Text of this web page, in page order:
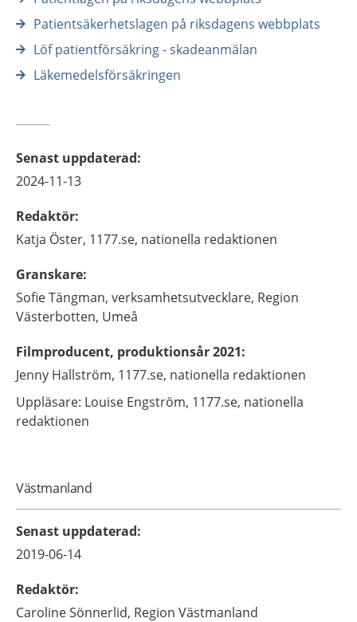
Patientsäkerhetslagen på riksdagens webbplats
Löf patientförsäkring - skadeanmälan
Läkemedelsförsäkringen
Senast uppdaterad:
2024-11-13
Redaktör:
Katja Öster, 1177.se, nationella redaktionen
Granskare:
SofieTängman, verksamhetsutvecklare, Region
Västerbotten, Umeå
Filmproducent, produktionsår 2021:
Jenny Hallström, 1177.se, nationella redaktionen
Uppläsare: Louise Engström, 1177.se, nationella
redaktionen
Västmanland
Senast uppdaterad:
2019-06-14
Redaktör:
CarolineSönnerlid, Region Västmanland